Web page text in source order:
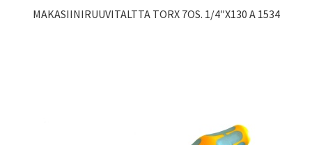
MAKASIINIRUUVITALTTA TORX 7OS. 1/4″X130 A 1534